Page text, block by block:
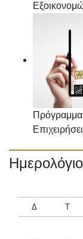
Πρόγραμμα
Ημερολόγιο
Δ Τ